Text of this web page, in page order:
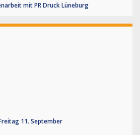
mit PR Druck Lüneburg
11. September